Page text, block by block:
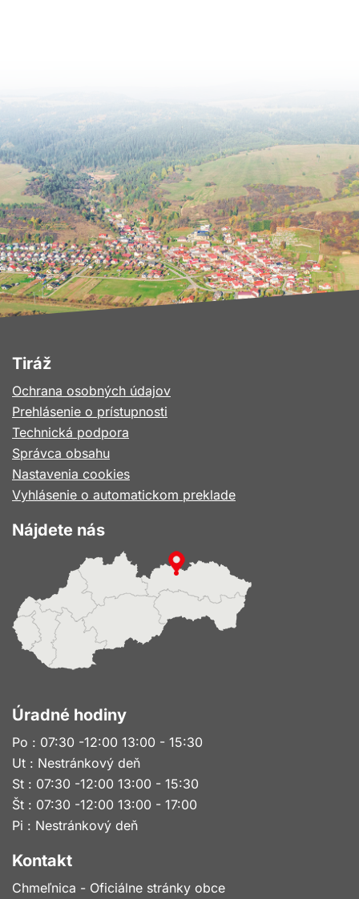
Tiráž
Ochrana osobných údajov
Prehlásenie o prístupnosti
Technická podpora
Správca obsahu
Nastavenia cookies
Vyhlásenie o automatickom preklade
Nájdete nás
Úradné hodiny
Po : 07:30 -12:00 13:00 - 15:30
Ut : Nestránkový deň
St : 07:30 -12:00 13:00 - 15:30
Št : 07:30 -12:00 13:00 - 17:00
Pi : Nestránkový deň
Kontakt
Chmeľnica - Oficiálne stránky obce